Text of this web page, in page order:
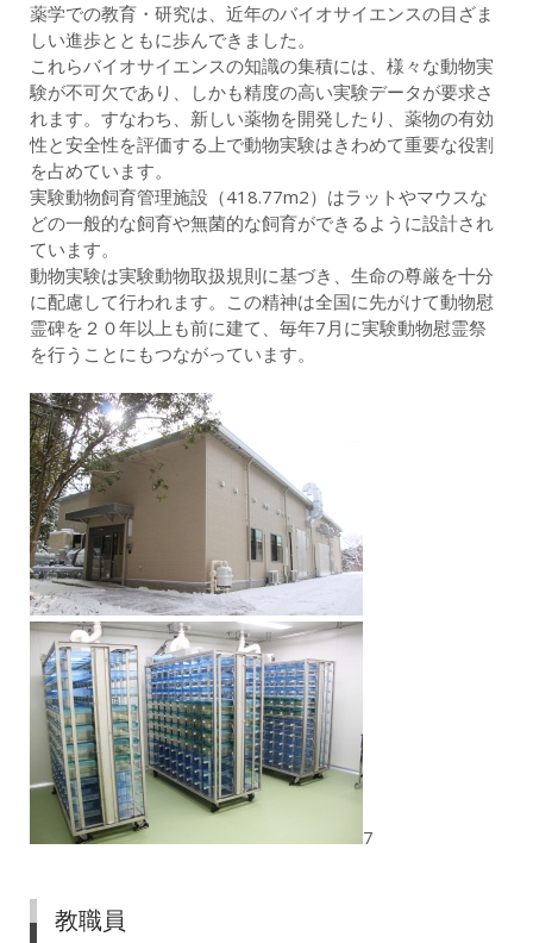
薬学での教育・研究は、近年のバイオサイエンスの目ざま
しい進歩とともに歩んできました。
これらバイオサイエンスの知識の集積には、様々な動物実
験が不可欠であり、しかも精度の高い実験データが要求さ
れます。すなわち、新しい薬物を開発したり、薬物の有効
性と安全性を評価する上で動物実験はきわめて重要な役割
を占めています。
実験動物飼育管理施設（418.77m2）はラットやマウスな
どの一般的な飼育や無菌的な飼育ができるように設計され
ています。
動物実験は実験動物取扱規則に基づき、生命の尊厳を十分
に配慮して行われます。この精神は全国に先がけて動物慰
霊碑を２０年以上も前に建て、毎年7月に実験動物慰霊祭
を行うことにもつながっています。
7
教職員